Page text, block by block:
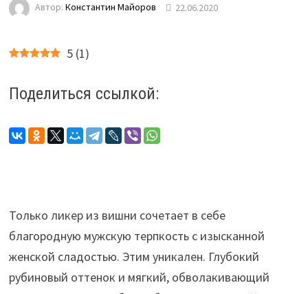
Автор: Константин Майоров 22.06.2020
5 (1)
Поделиться ссылкой:
Только ликер из вишни сочетает в себе
благородную мужскую терпкость с изысканной
женской сладостью. Этим уникален. Глубокий
рубиновый оттенок и мягкий, обволакивающий